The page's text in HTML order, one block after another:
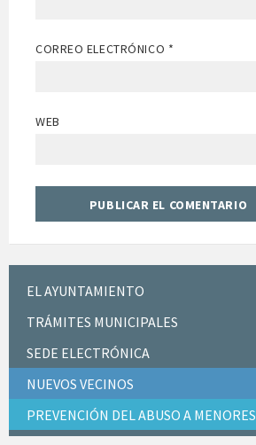
CORREO ELECTRÓNICO *
WEB
EL AYUNTAMIENTO
TRÁMITES MUNICIPALES
SEDE ELECTRÓNICA
NUEVOS VECINOS
PREVENCIÓN DEL ABUSO A MENORES